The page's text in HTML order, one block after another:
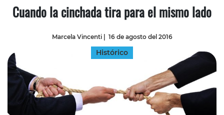
Cuando la cinchada tira para el mismo lado
Marcela Vincenti| 16 de agosto del 2016
Histórico